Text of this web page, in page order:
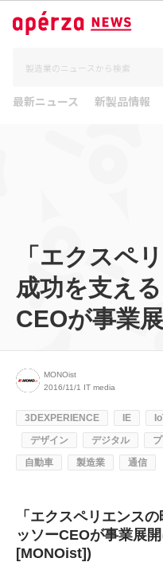
最新ニュース 新製品情報
「エクスペ
成功を支え
CEOが事業
MONOist
2016/11/1 IT media
3DEXPERIENCE IE
デザイン
デジタル
自動車
製造業 通信
「エクスペリエンス
ッソーCEOが事業展
[MONOist])